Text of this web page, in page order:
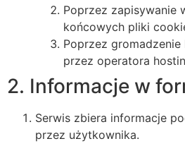
Poprzez zapisywanie
końcowych pliki
Poprzez
przez operatora
2. Informacje w
Serwis zbiera informacje
przez użytkownika.